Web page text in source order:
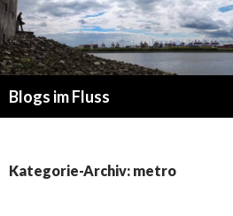
Blogs im Fluss
Kategorie-Archiv: metro